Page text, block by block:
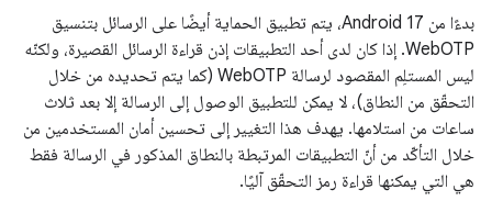
بدءًا من Android 17، يتم تطبيق الحماية أيضًا على الرسائل بتنسيق
WebOTP. إذا كان لدى أحد التطبيقات إذن قراءة الرسائل القصيرة، ولكنّه
ليس المستلِم المقصود لرسالة WebOTP (كما يتم تحديده من خلال
التحقّق من النطاق)، لا يمكن للتطبيق الوصول إلى الرسالة إلا بعد ثلاث
ساعات من استلامها. يهدف هذا التغيير إلى تحسين أمان المستخدمين من
خلال التأكّد من أنّ التطبيقات المرتبطة بالنطاق المذكور في الرسالة فقط
هي التي يمكنها قراءة رمز التحقّق آليًا.